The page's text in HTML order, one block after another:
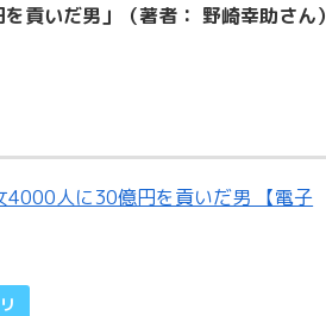
貢いだ男」（著者： 野崎幸助さん）
人に30億円を貢いだ男 【電子